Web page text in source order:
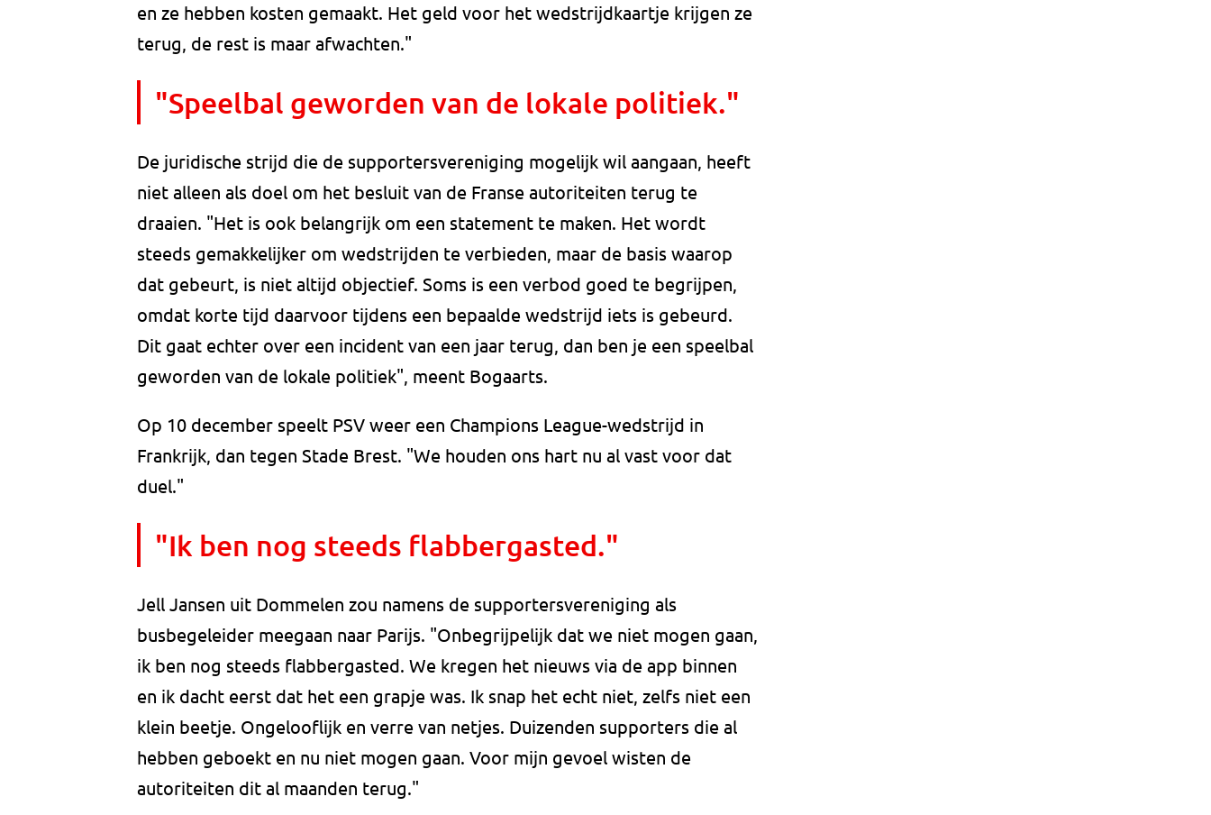
en ze hebben kosten gemaakt. Het geld voor het wedstrijdkaartje krijgen ze
terug, de rest is maar afwachten."
"Speelbal geworden van de lokale politiek."
De juridische strijd die de supportersvereniging mogelijk wil aangaan, heeft
niet alleen als doel om het besluit van de Franse autoriteiten terug te
draaien. "Het is ook belangrijk om een statement te maken. Het wordt
steeds gemakkelijker om wedstrijden te verbieden, maar de basis waarop
dat gebeurt, is niet altijd objectief. Soms is een verbod goed te begrijpen,
omdat korte tijd daarvoor tijdens een bepaalde wedstrijd iets is gebeurd.
Dit gaat echter over een incident van een jaar terug, dan ben je een speelbal
geworden van de lokale politiek", meent Bogaarts.
Op 10 december speelt PSV weer een Champions League-wedstrijd in
Frankrijk, dan tegen Stade Brest. "We houden ons hart nu al vast voor dat
duel."
"Ik ben nog steeds flabbergasted."
Jell Jansen uit Dommelen zou namens de supportersvereniging als
busbegeleider meegaan naar Parijs. "Onbegrijpelijk dat we niet mogen gaan,
ik ben nog steeds flabbergasted. We kregen het nieuws via de app binnen
en ik dacht eerst dat het een grapje was. Ik snap het echt niet, zelfs niet een
klein beetje. Ongelooflijk en verre van netjes. Duizenden supporters die al
hebben geboekt en nu niet mogen gaan. Voor mijn gevoel wisten de
autoriteiten dit al maanden terug."